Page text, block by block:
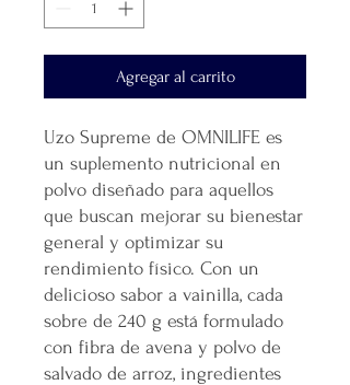
Agregar al carrito
Uzo Supreme de OMNILIFE es
un suplemento nutricional en
polvo diseñado para aquellos
que buscan mejorar su bienestar
general y optimizar su
rendimiento físico. Con un
delicioso sabor a vainilla, cada
sobre de 240 g está formulado
con fibra de avena y polvo de
salvado de arroz, ingredientes